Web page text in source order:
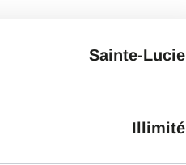
Sainte-Lucie
Illimité